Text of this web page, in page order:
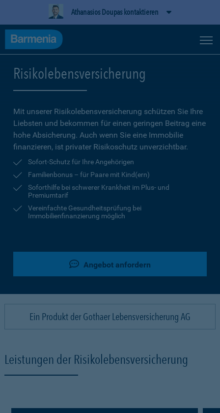
Athanasios Doupas kontaktieren
Risikolebensversicherung
Mit unserer Risikolebensversicherung schützen Sie Ihre
Liebsten und bekommen für einen geringen Beitrag eine
hohe Ab­sicherung. Auch wenn Sie eine Immobilie
finanzieren, ist privater Risikoschutz unverzichtbar.
Sofort-Schutz für Ihre Angehörigen
Familienbonus – für Paare mit Kind(ern)
Soforthilfe bei schwerer Krankheit im Plus- und
Premiumtarif
Vereinfachte Gesundheitsprüfung bei
Immobilienfinanzierung möglich
Angebot anfordern
Ein Produkt der Gothaer Lebensversicherung AG
Leistungen der Risikolebensversicherung